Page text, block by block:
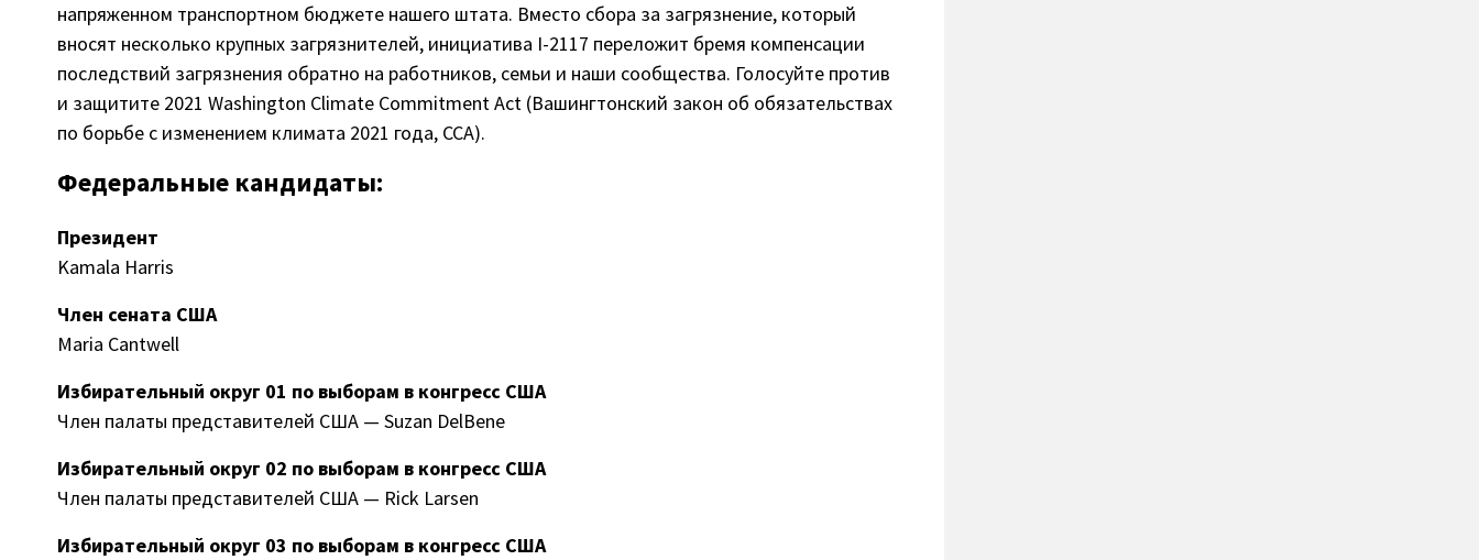
напряженном транспортном бюджете нашего штата. Вместо сбора за загрязнение, который
вносят несколько крупных загрязнителей, инициатива I-2117 переложит бремя компенсации
последствий загрязнения обратно на работников, семьи и наши сообщества. Голосуйте против
и защитите 2021 Washington Climate Commitment Act (Вашингтонский закон об обязательствах
по борьбе с изменением климата 2021 года, CCA).
Федеральные кандидаты:
Президент
Kamala Harris
Член сената США
Maria Cantwell
Избирательный округ 01 по выборам в конгресс США
Член палаты представителей США — Suzan DelBene
Избирательный округ 02 по выборам в конгресс США
Член палаты представителей США — Rick Larsen
Избирательный округ 03 по выборам в конгресс США